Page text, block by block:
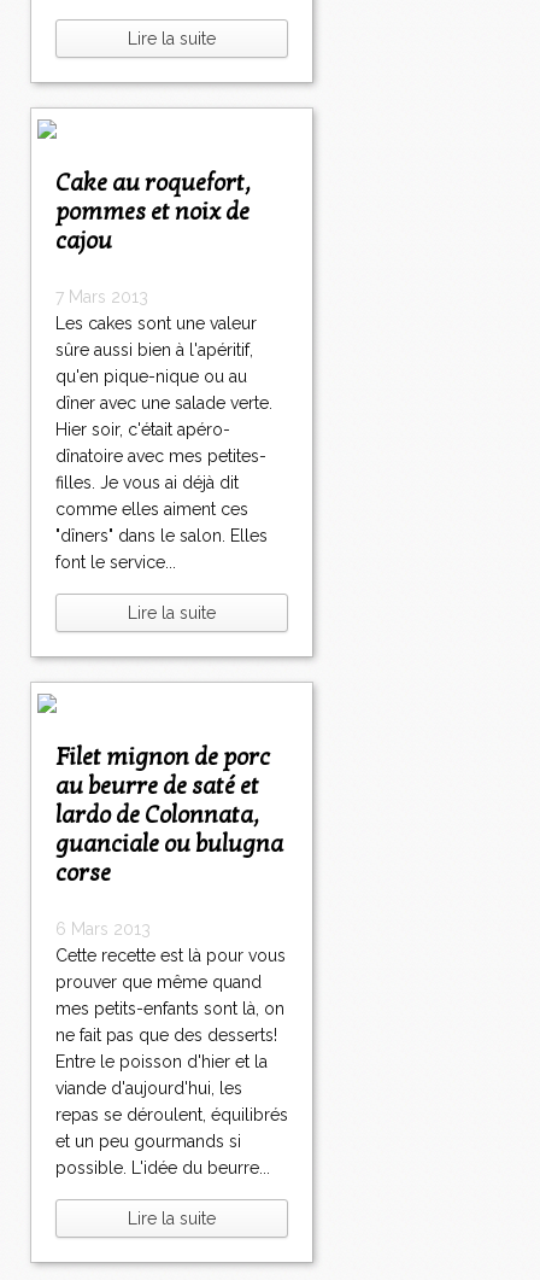
Lire la suite
Cake au roquefort,
pommes et noix de
cajou
7 Mars 2013
Les cakes sont une valeur
sûre aussi bien à l'apéritif,
qu'en pique-nique ou au
dîner avec une salade verte.
Hier soir, c'était apéro-
dînatoire avec mes petites-
filles. Je vous ai déjà dit
comme elles aiment ces
"dîners" dans le salon. Elles
font le service...
Lire la suite
Filet mignon de porc
au beurre de saté et
lardo de Colonnata,
guanciale ou bulugna
corse
6 Mars 2013
Cette recette est là pour vous
prouver que même quand
mes petits-enfants sont là, on
ne fait pas que des desserts!
Entre le poisson d'hier et la
viande d'aujourd'hui, les
repas se déroulent, équilibrés
et un peu gourmands si
possible. L'idée du beurre...
Lire la suite